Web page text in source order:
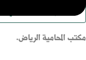
مكتب المحامية الرياض.